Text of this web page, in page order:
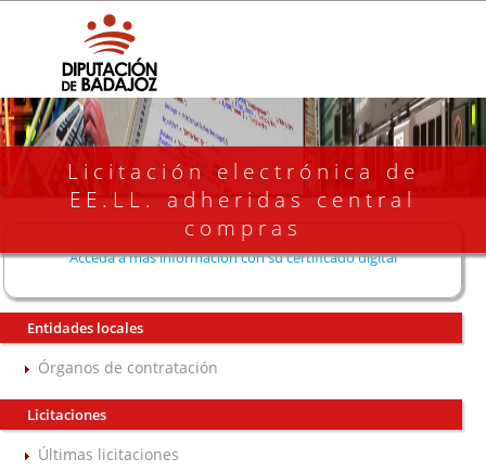
Licitación electrónica de
EE.LL. adheridas central
compras
Acceda a más información con su certificado digital
Entidades locales
Órganos de contratación
Licitaciones
Últimas licitaciones